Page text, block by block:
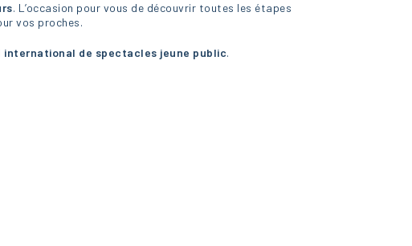
. L’occasion pour vous de découvrir toutes les étapes
vos proches.
international de spectacles jeune public.